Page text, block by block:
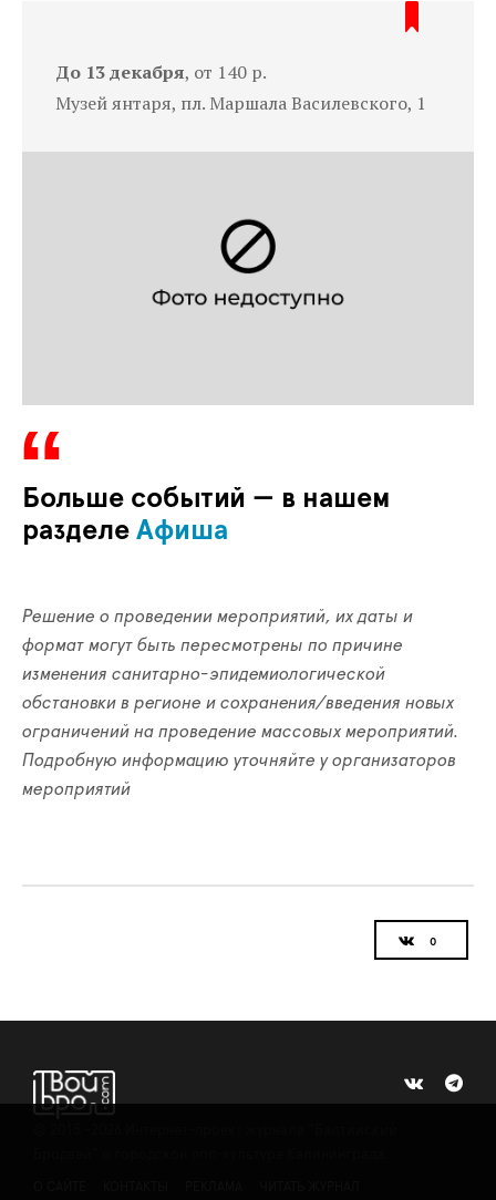
До 13 декабря, от 140 р.
Музей янтаря, пл. Маршала Василевского, 1
Больше событий — в нашем
разделе Афиша
Решение о проведении мероприятий, их даты и
формат могут быть пересмотрены по причине
изменения санитарно-эпидемиологической
обстановки в регионе и сохранения/введения новых
ограничений на проведение массовых мероприятий.
Подробную информацию уточняйте у организаторов
мероприятий